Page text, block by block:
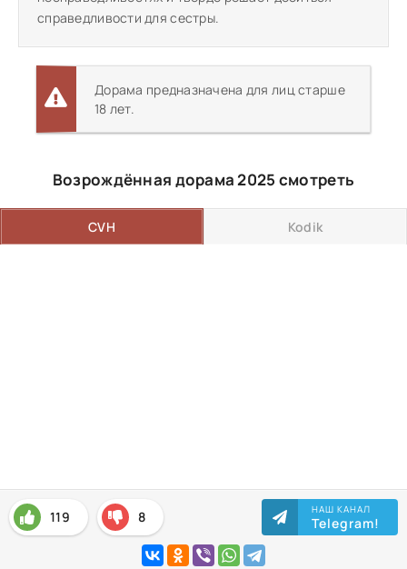
справедливости для сестры.
Дорама предназначена для лиц старше
18 лет.
Возрождённая дорама 2025 смотреть
CVH Kodik
119 8 НАШ КАНАЛ
Telegram!